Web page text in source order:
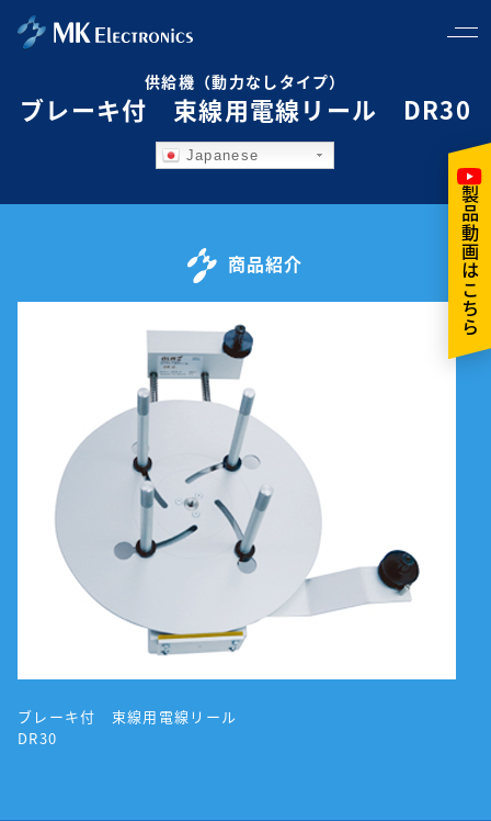
製品動画はこちら
供給機（動力なしタイプ）
ブレーキ付 束線用電線リール DR30
Japanese
商品紹介
ブレーキ付 束線用電線リール
DR30